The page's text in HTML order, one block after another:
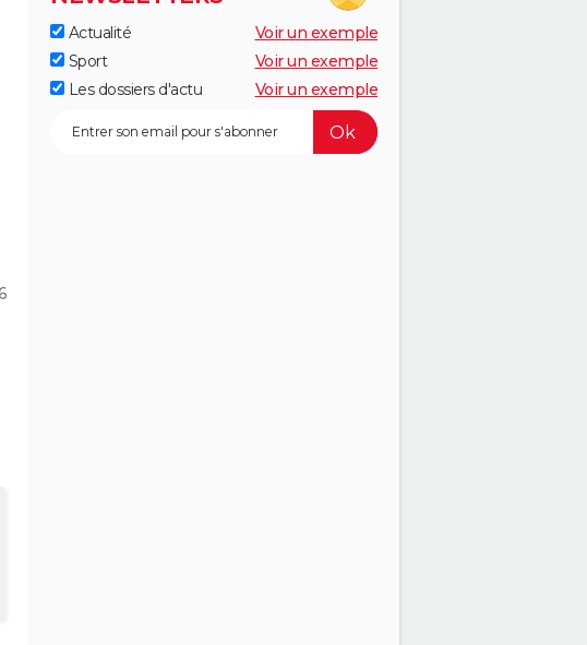
Actualité
Voir un exemple
Sport
Voir un exemple
Les dossiers d'actu
Voir un exemple